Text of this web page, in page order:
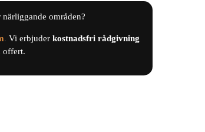
områden?
. Vi erbjuder kostnadsfri rådgivning
offert.